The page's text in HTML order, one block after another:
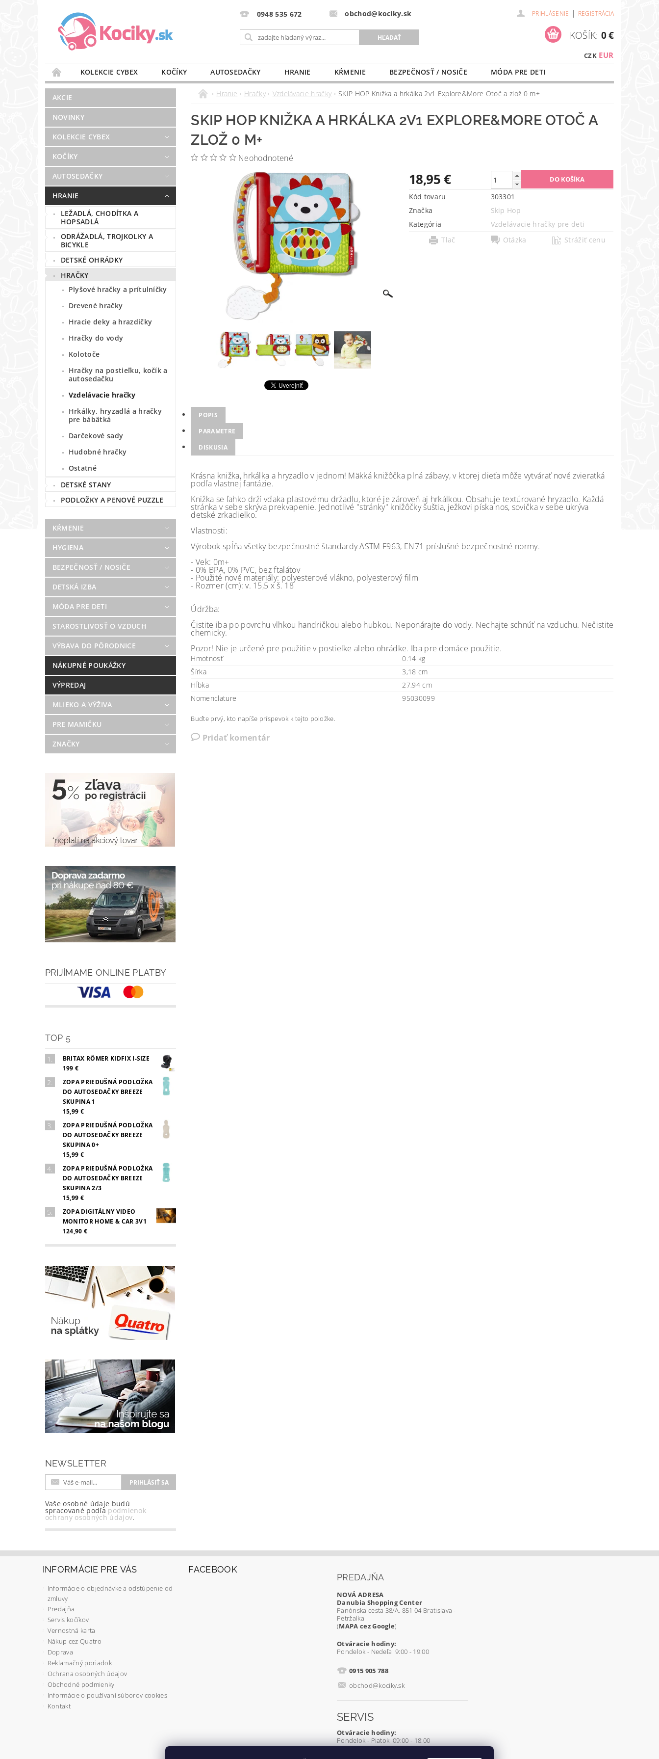
0948 535 672 obchod@kociky.sk PRIHLÁSENIE | REGISTRÁCIA
CZK EUR
KOŠÍK: 0 €
KOLEKCIE CYBEX KOČÍKY AUTOSEDAČKY HRANIE KŔMENIE BEZPEČNOSŤ / NOSIČE
MÓDA PRE DETI
STAROSTLIVOSŤ O VZDUCH
VÝBAVA DO PÔRODNICE MLIEKO A VÝŽIVA PRE MAMIČKU NAŠE SLUŽBY
O NÁKUPE
BLOG
PREDAJŇA KONTAKT
AKCIE
NOVINKY
KOLEKCIE CYBEX
KOČÍKY
AUTOSEDAČKY
HRANIE
LEŽADLÁ, CHODÍTKA A
HOPSADLÁ
ODRÁŽADLÁ, TROJKOLKY A
BICYKLE
DETSKÉ OHRÁDKY
HRAČKY
Plyšové hračky a prítulníčky
Drevené hračky
Hracie deky a hrazdičky
Hračky do vody
Kolotoče
Hračky na postieľku, kočík a
autosedačku
Vzdelávacie hračky
Hrkálky, hryzadlá a hračky
pre bábätká
Darčekové sady
Hudobné hračky
Ostatné
DETSKÉ STANY
PODLOŽKY A PENOVÉ PUZZLE
KŔMENIE
HYGIENA
BEZPEČNOSŤ / NOSIČE
DETSKÁ IZBA
MÓDA PRE DETI
STAROSTLIVOSŤ O VZDUCH
VÝBAVA DO PÔRODNICE
NÁKUPNÉ POUKÁŽKY
VÝPREDAJ
MLIEKO A VÝŽIVA
PRE MAMIČKU
ZNAČKY
PRIJÍMAME ONLINE PLATBY
TOP 5
BRITAX RÖMER KIDFIX I-SIZE
199 €
ZOPA PRIEDUŠNÁ PODLOŽKA
DO AUTOSEDAČKY BREEZE
SKUPINA 1
15,99 €
ZOPA PRIEDUŠNÁ PODLOŽKA
DO AUTOSEDAČKY BREEZE
SKUPINA 0+
15,99 €
ZOPA PRIEDUŠNÁ PODLOŽKA
DO AUTOSEDAČKY BREEZE
SKUPINA 2/3
15,99 €
ZOPA DIGITÁLNY VIDEO
MONITOR HOME & CAR 3V1
124,90 €
NEWSLETTER
Vaše osobné údaje budú
spracované podľa podmienok
ochrany osobných údajov.
Hranie Hračky Vzdelávacie hračky SKIP HOP Knižka a hrkálka 2v1 Explore&More Otoč a zlož 0 m+
SKIP HOP KNIŽKA A HRKÁLKA 2V1 EXPLORE&MORE OTOČ A
ZLOŽ 0 M+
Neohodnotené
18,95 €
Kód tovaru
303301
Značka
Skip Hop
Kategória
Vzdelávacie hračky pre deti
Tlač
Otázka Strážiť cenu
POPIS
PARAMETRE
DISKUSIA
Krásna knižka, hrkálka a hryzadlo v jednom! Mäkká knižôčka plná zábavy, v ktorej dieťa môže vytvárať nové zvieratká
podľa vlastnej fantázie.
Knižka se ľahko drží vďaka plastovému držadlu, ktoré je zároveň aj hrkálkou. Obsahuje textúrované hryzadlo. Každá
stránka v sebe skrýva prekvapenie. Jednotlivé "stránky" knižôčky šuštia, ježkovi píska nos, sovička v sebe ukrýva
detské zrkadielko.
Vlastnosti:
Výrobok spĺňa všetky bezpečnostné štandardy ASTM F963, EN71 príslušné bezpečnostné normy.
- Vek: 0m+
- 0% BPA, 0% PVC, bez ftalátov
- Použité nové materiály: polyesterové vlákno, polyesterový film
- Rozmer (cm): v. 15,5 x š. 18
Údržba:
Čistite iba po povrchu vlhkou handričkou alebo hubkou. Neponárajte do vody. Nechajte schnúť na vzduchu. Nečistite
chemicky.
Pozor! Nie je určené pre použitie v postieľke alebo ohrádke. Iba pre domáce použitie.
Hmotnosť
0.14 kg
Šírka
3,18 cm
Hĺbka
27,94 cm
Nomenclature
95030099
Buďte prvý, kto napíše príspevok k tejto položke.
Pridať komentár
INFORMÁCIE PRE VÁS
Informácie o objednávke a odstúpenie od
zmluvy
Predajňa
Servis kočíkov
Vernostná karta
Nákup cez Quatro
Doprava
Reklamačný poriadok
Ochrana osobných údajov
Obchodné podmienky
Informácie o používaní súborov cookies
Kontakt
FACEBOOK
PREDAJŇA
NOVÁ ADRESA
Danubia Shopping Center
Panónska cesta 38/A, 851 04 Bratislava -
Petržalka
(MAPA cez Google)
Otváracie hodiny:
Pondelok - Nedeľa 9:00 - 19:00
0915 905 788
obchod@kociky.sk
SERVIS
Otváracie hodiny:
Pondelok - Piatok 09:00 - 18:00